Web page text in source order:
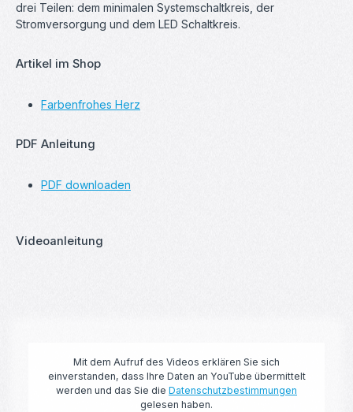
drei Teilen: dem minimalen Systemschaltkreis, der
Stromversorgung und dem LED Schaltkreis.
Artikel im Shop
Farbenfrohes Herz
PDF Anleitung
PDF downloaden
Videoanleitung
Mit dem Aufruf des Videos erklären Sie sich
einverstanden, dass Ihre Daten an YouTube übermittelt
werden und das Sie die Datenschutzbestimmungen
gelesen haben.